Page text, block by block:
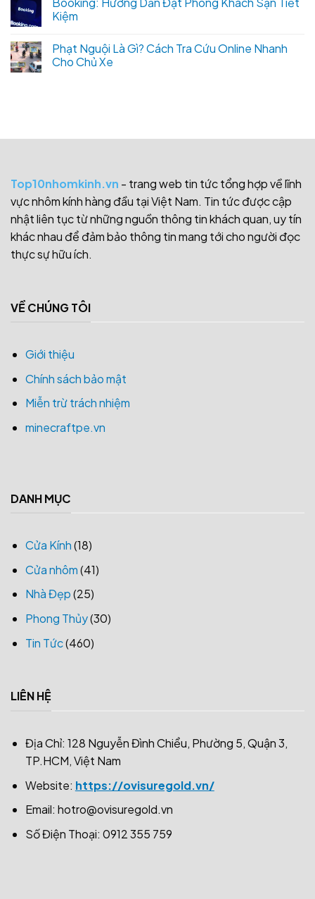
Kiệm
Phạt Nguội Là Gì? Cách Tra Cứu Online Nhanh
Cho Chủ Xe
Top10nhomkinh.vn - trang web tin tức tổng hợp về lĩnh
vực nhôm kính hàng đầu tại Việt Nam. Tin tức được cập
nhật liên tục từ những nguồn thông tin khách quan, uy tín
khác nhau để đảm bảo thông tin mang tới cho người đọc
thực sự hữu ích.
VỀ CHÚNG TÔI
Giới thiệu
Chính sách bảo mật
Miễn trừ trách nhiệm
minecraftpe.vn
DANH MỤC
Cửa Kính(18)
Cửa nhôm(41)
Nhà Đẹp(25)
Phong Thủy(30)
Tin Tức(460)
LIÊN HỆ
Địa Chỉ: 128 Nguyễn Đình Chiểu, Phường 5, Quận 3,
TP.HCM, Việt Nam
Website: https://ovisuregold.vn/
Email: hotro@ovisuregold.vn
Số Điện Thoại: 0912 355 759